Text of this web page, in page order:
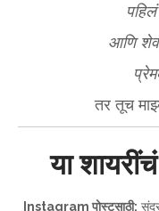
आणि
तर तूच
या
Instagram पोस्टसाठी: